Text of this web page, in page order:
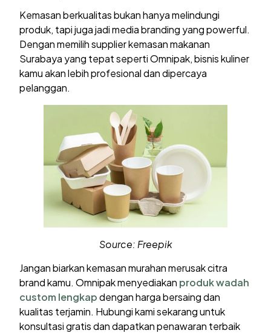
Kemasan berkualitas bukan hanya melindungi
produk, tapi juga jadi media branding yang powerful.
Dengan memilih supplier kemasan makanan
Surabaya yang tepat seperti Omnipak, bisnis kuliner
kamu akan lebih profesional dan dipercaya
pelanggan.
Source: Freepik
Jangan biarkan kemasan murahan merusak citra
brand kamu. Omnipak menyediakan produk wadah
custom lengkapdengan harga bersaing dan
kualitas terjamin. Hubungi kami sekarang untuk
konsultasi gratis dan dapatkan penawaran terbaik